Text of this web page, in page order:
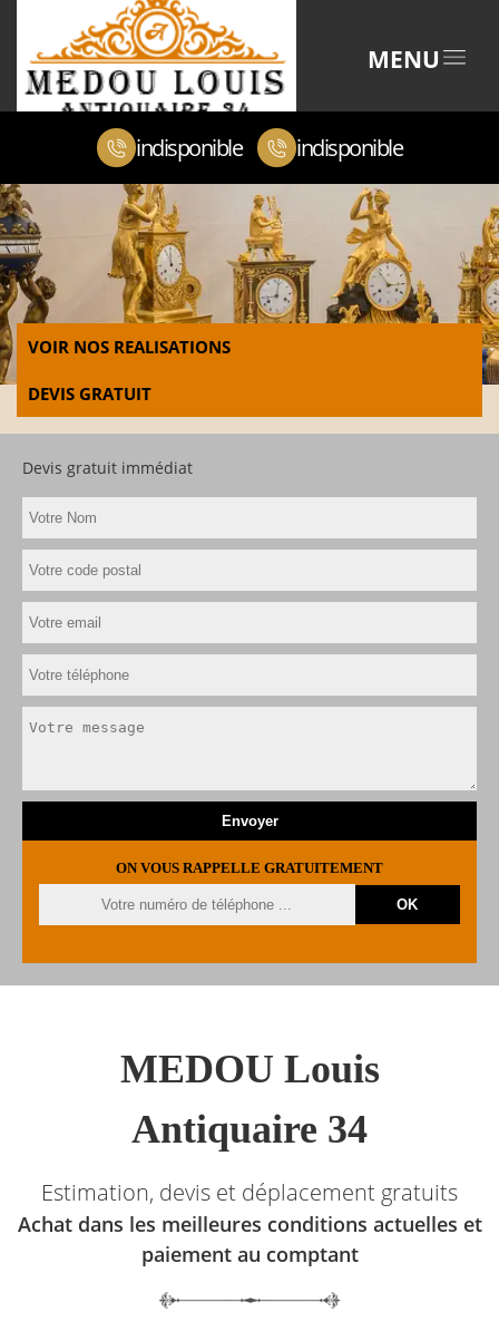
MENU
indisponible indisponible
VOIR NOS REALISATIONS
DEVIS GRATUIT
Devis gratuit immédiat
ON VOUS RAPPELLE GRATUITEMENT
MEDOU Louis
Antiquaire 34
Estimation, devis et déplacement gratuits
Achat dans les meilleures conditions actuelles et
paiement au comptant